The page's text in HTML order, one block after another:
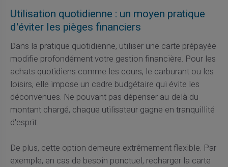
Utilisation quotidienne : un moyen pratique
d'éviter les pièges financiers
Dans la pratique quotidienne, utiliser une carte prépayée
modifie profondément votre gestion financière. Pour les
achats quotidiens comme les cours, le carburant ou les
loisirs, elle impose un cadre budgétaire qui évite les
déconvenues. Ne pouvant pas dépenser au-delà du
montant chargé, chaque utilisateur gagne en tranquillité
d'esprit.
De plus, cette option demeure extrêmement flexible. Par
exemple, en cas de besoin ponctuel, recharger la carte